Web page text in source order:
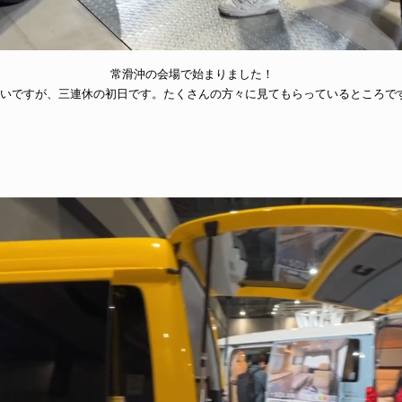
常滑沖の会場で始まりました！
ですが、三連休の初日です。たくさんの方々に見てもらっているところで